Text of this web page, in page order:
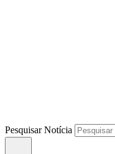
Pesquisar Notícia